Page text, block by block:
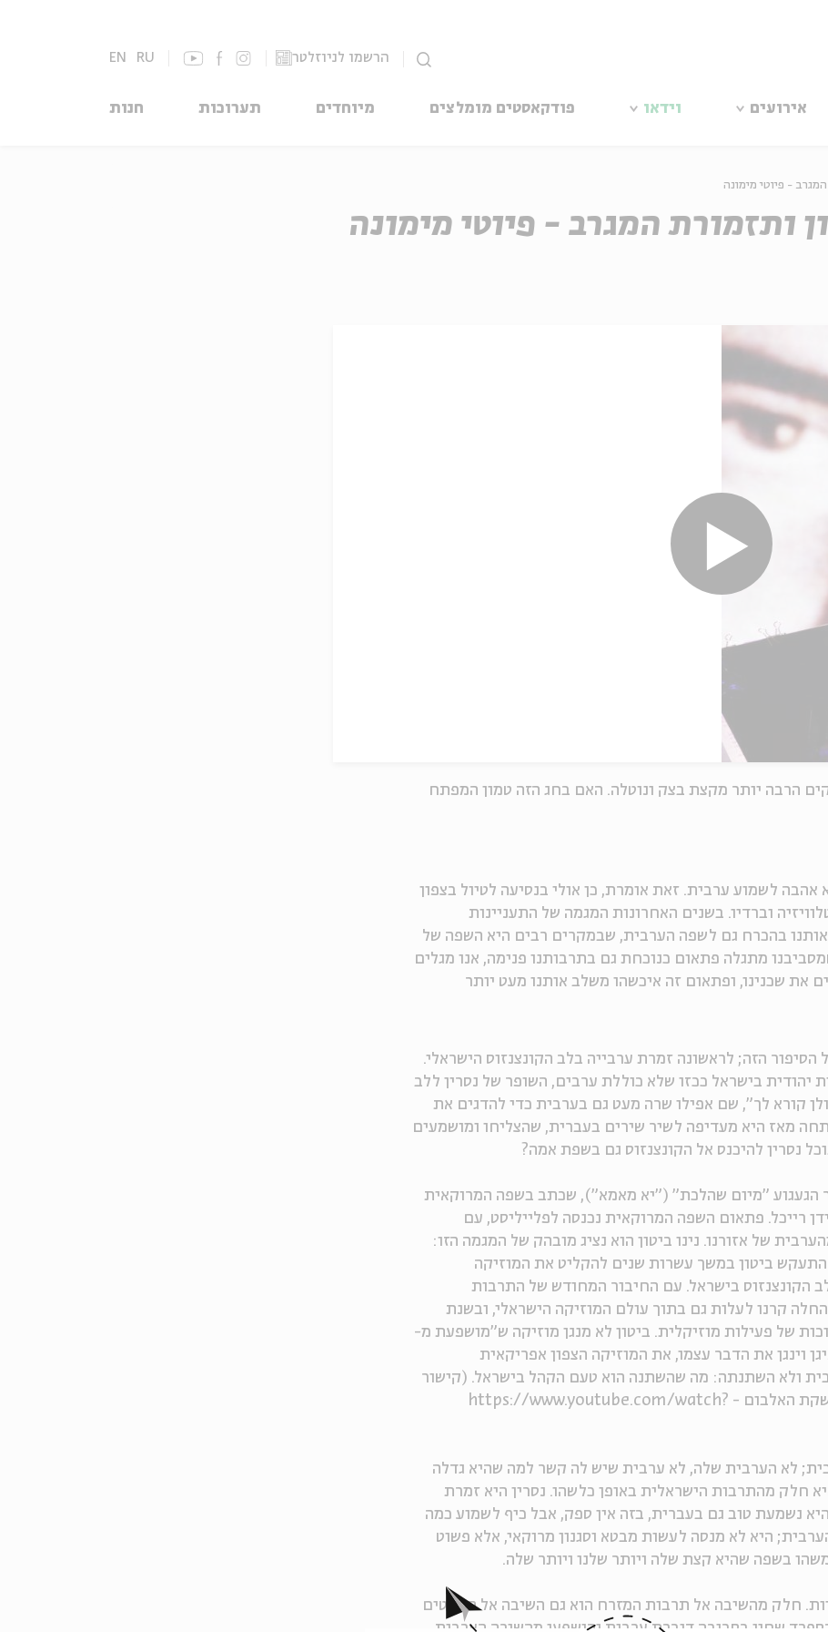
הרשמו לניוזלטר EN RU
אירועים וידאו פודקאסטים מומלצים מיוחדים תערוכות חנות
המגרב - פיוטי מימונה
ותזמורת המגרב - פיוטי מימונה
הרבה יותר מקצת בצק ונוטלה. האם בחג הזה טמון המפתח
לשמוע ערבית. זאת אומרת, כן אולי בנסיעה לטיול בצפון
וברדיו. בשנים האחרונות המגמה של התעניינות
בהכרח גם לשפה הערבית, שבמקרים רבים היא השפה של
מתגלה פתאום כנוכחת גם בתרבותנו פנימה, אנו מגלים
את שכנינו, ופתאום זה איכשהו משלב אותנו מעט יותר
הזה; לראשונה זמרת ערבייה בלב הקונצנזוס הישראלי.
יהודית בישראל ככזו שלא כוללת ערבים, השופר של נסרין ללב
קורא לך", שם אפילו שרה מעט גם בערבית כדי להדגים את
מאז היא מעדיפה לשיר שירים בעברית, שהצליחו ומושמעים
נסרין להיכנס אל הקונצנזוס גם בשפת אמה?
הגעגוע "מיום שהלכת" ("יא מאמא"), שכתב בשפה המרוקאית
רייכל. פתאום השפה המרוקאית נכנסה לפלייליסט, עם
של אזורנו. נינו ביטון הוא נציג מובהק של המגמה הזו:
התעקש ביטון במשך עשרות שנים להקליט את המוזיקה
הקונצנזוס בישראל. עם החיבור המחודש של התרבות
קרנו לעלות גם בתוך עולם המוזיקה הישראלי, ובשנת
של פעילות מוזיקלית. ביטון לא מנגן מוזיקה ש"מושפעת מ-
וינגן את הדבר עצמו, את המוזיקה הצפון אפריקאית
ולא השתנתה: מה שהשתנה הוא טעם הקהל בישראל. (קישור
לראיון קצר עם ביטון בבית אבי חי לקראת השקת האלבום - https://www.youtube.com/watch?
לא הערבית שלה, לא ערבית שיש לה קשר למה שהיא גדלה
חלק מהתרבות הישראלית באופן כלשהו. נסרין היא זמרת
נשמעת טוב גם בעברית, בזה אין ספק, אבל כיף לשמוע כמה
היא לא מנסה לעשות מבטא וסגנון מרוקאי, אלא פשוט
בשפה שהיא קצת שלה ויותר שלנו ויותר שלה.
חלק מהשיבה אל תרבות המזרח הוא גם השיבה אל הפיוטים
שחיו בסביבה דוברת ערבית והושפעו מהשירה הערבית.